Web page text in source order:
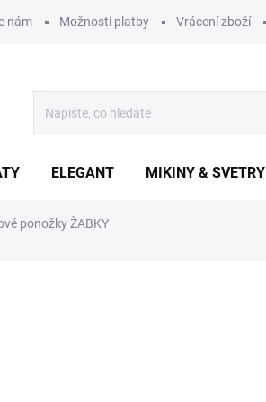
nám Možnosti platby Vrácení zboží
ELEGANT MIKINY & SVETRY
ponožky ŽABKY